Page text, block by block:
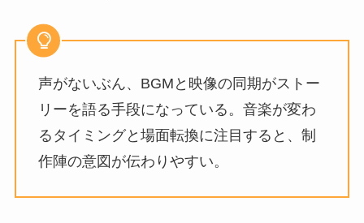
声がないぶん、BGMと映像の同期がストー
リーを語る手段になっている。音楽が変わ
るタイミングと場面転換に注目すると、制
作陣の意図が伝わりやすい。